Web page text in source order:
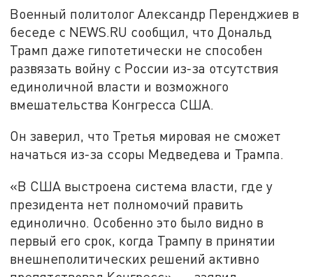
Военный политолог Александр Перенджиев в
беседе с NEWS.RU сообщил, что Дональд
Трамп даже гипотетически не способен
развязать войну с России из-за отсутствия
единоличной власти и возможного
вмешательства Конгресса США.
Он заверил, что Третья мировая не сможет
начаться из-за ссоры Медведева и Трампа.
«В США выстроена система власти, где у
президента нет полномочий править
единолично. Особенно это было видно в
первый его срок, когда Трампу в принятии
внешнеполитических решений активно